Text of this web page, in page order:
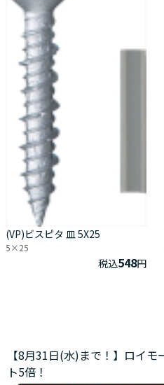
(VP)ビスピタ 皿 5X25
5×25
税込548円
【8月31日(水)まで！】ロイ
ト5倍！